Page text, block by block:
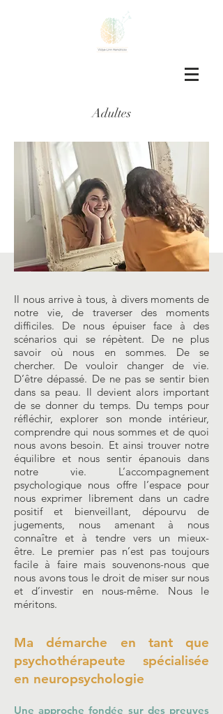
Adultes
Il nous arrive à tous, à divers moments de
notre vie, de traverser des moments
difficiles. De nous épuiser face à des
scénarios qui se répètent. De ne plus
savoir où nous en sommes. De se
chercher. De vouloir changer de vie.
D’être dépassé. De ne pas se sentir bien
dans sa peau. Il devient alors important
de se donner du temps. Du temps pour
réfléchir, explorer son monde intérieur,
comprendre qui nous sommes et de quoi
nous avons besoin. Et ainsi trouver notre
équilibre et nous sentir épanouis dans
notre vie. L’accompagnement
psychologique nous offre l’espace pour
nous exprimer librement dans un cadre
positif et bienveillant, dépourvu de
jugements, nous amenant à nous
connaître et à tendre vers un mieux-
être. Le premier pas n’est pas toujours
facile à faire mais souvenons-nous que
nous avons tous le droit de miser sur nous
et d’investir en nous-même. Nous le
méritons.
Ma démarche en tant que
psychothérapeute spécialisée
en neuropsychologie
Une approche fondée sur des preuves